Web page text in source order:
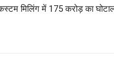
मिलिंग में 175 करोड़ का